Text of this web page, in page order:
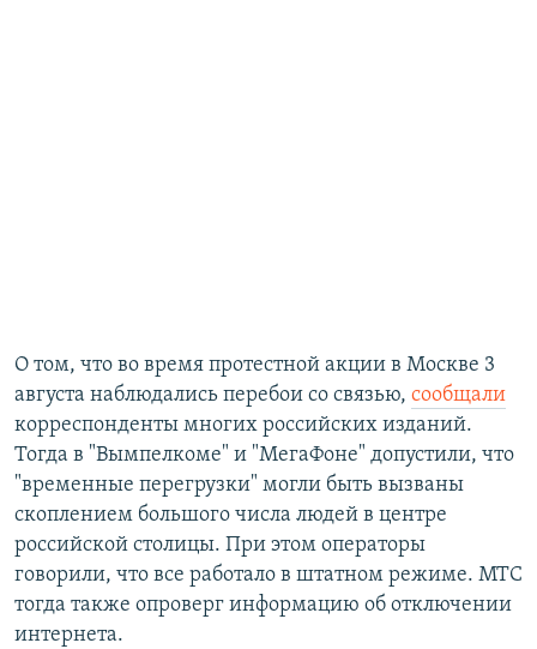
О том, что во время протестной акции в Москве 3
августа наблюдались перебои со связью, сообщали
корреспонденты многих российских изданий.
Тогда в "Вымпелкоме" и "МегаФоне" допустили, что
"временные перегрузки" могли быть вызваны
скоплением большого числа людей в центре
российской столицы. При этом операторы
говорили, что все работало в штатном режиме. МТС
тогда также опроверг информацию об отключении
интернета.